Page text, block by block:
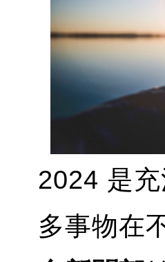
2024 是
多事物在